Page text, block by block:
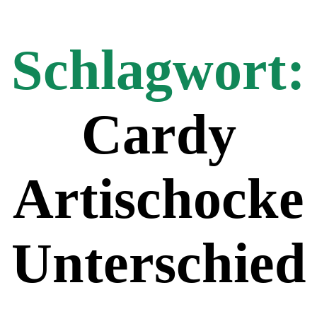
Schlagwort:
Cardy
Artischocke
Unterschied